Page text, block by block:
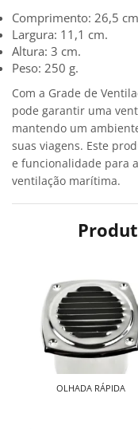
Comprimento: 26,5
Largura: 11,1 cm.
Altura: 3 cm.
Peso: 250 g.
Com a Grade de
pode garantir uma
mantendo um
suas viagens. Este
e funcionalidade para
ventilação marítima.
OLHADA RÁPIDA